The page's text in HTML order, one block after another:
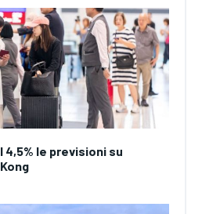
4,5% le previsioni su